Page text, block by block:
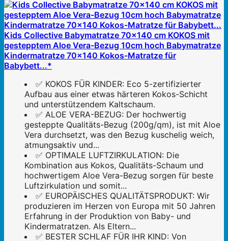
Kids Collective Babymatratze 70x140 cm KOKOS mit
gestepptem Aloe Vera-Bezug 10cm hoch Babymatratze
Kindermatratze 70x140 Kokos-Matratze für
Babybett...*
✅ KOKOS FÜR KINDER: Eco 5-zertifizierter
Aufbau aus einer etwas härteren Kokos-Schicht
und unterstützendem Kaltschaum.
✅ ALOE VERA-BEZUG: Der hochwertig
gesteppte Qualitäts-Bezug (200g/qm), ist mit Aloe
Vera durchsetzt, was den Bezug kuschelig weich,
atmungsaktiv und...
✅ OPTIMALE LUFTZIRKULATION: Die
Kombination aus Kokos, Qualitäts-Schaum und
hochwertigem Aloe Vera-Bezug sorgen für beste
Luftzirkulation und somit...
✅ EUROPÄISCHES QUALITÄTSPRODUKT: Wir
produzieren im Herzen von Europa mit 50 Jahren
Erfahrung in der Produktion von Baby- und
Kindermatratzen. Als Eltern...
✅ BESTER SCHLAF FÜR IHR KIND: Von